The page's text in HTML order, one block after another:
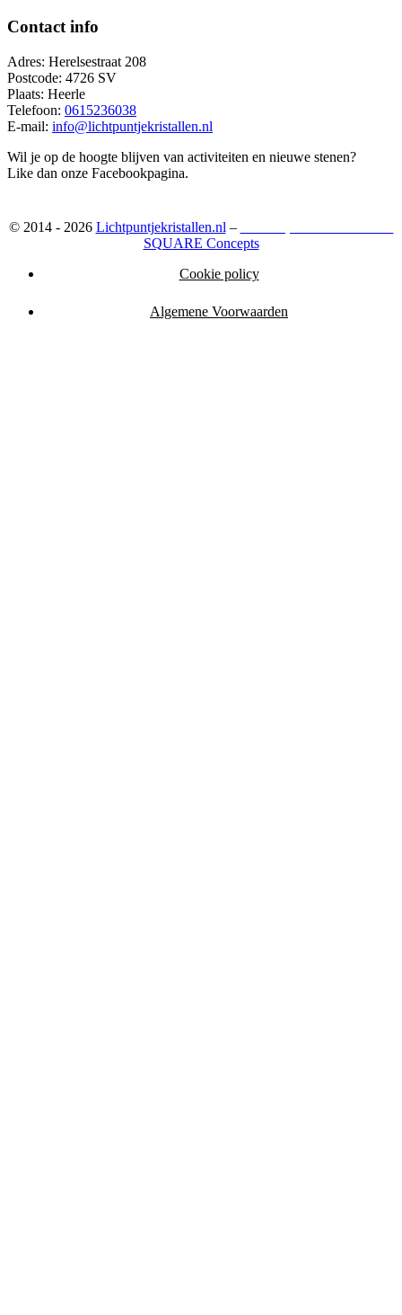
Contact info
Adres: Herelsestraat 208
Postcode: 4726 SV
Plaats: Heerle
Telefoon: 0615236038
E-mail: info@lichtpuntjekristallen.nl
Wil je op de hoogte blijven van activiteiten en nieuwe stenen?
Like dan onze Facebookpagina.
© 2014 - 2026 Lichtpuntjekristallen.nl –
SQUARE Concepts
Cookie policy
Algemene Voorwaarden